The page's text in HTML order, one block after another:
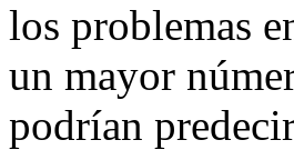
los problemas
un mayor
podrían